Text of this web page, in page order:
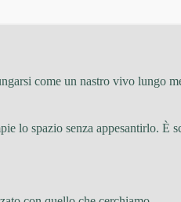
come un nastro vivo lungo
lo spazio senza appesantirlo. È